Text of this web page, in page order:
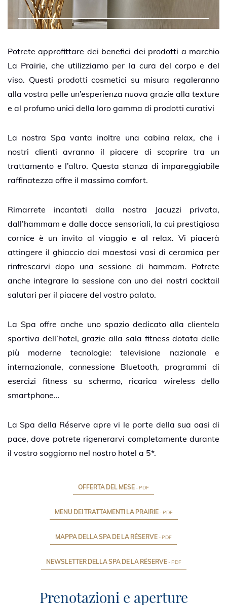
Prenotate la
vostra
Potrete approfittare dei benefici dei prodotti a marchio
La Prairie, che utilizziamo per la cura del corpo e del
viso. Questi prodotti cosmetici su misura regaleranno
alla vostra pelle un’esperienza nuova grazie alla texture
e al profumo unici della loro gamma di prodotti curativi
La nostra Spa vanta inoltre una cabina relax, che i
nostri clienti avranno il piacere di scoprire tra un
trattamento e l’altro. Questa stanza di impareggiabile
raffinatezza offre il massimo comfort.
Rimarrete incantati dalla nostra Jacuzzi privata,
dall’hammam e dalle docce sensoriali, la cui prestigiosa
cornice è un invito al viaggio e al relax. Vi piacerà
attingere il ghiaccio dai maestosi vasi di ceramica per
rinfrescarvi dopo una sessione di hammam. Potrete
anche integrare la sessione con uno dei nostri cocktail
salutari per il piacere del vostro palato.
La Spa offre anche uno spazio dedicato alla clientela
sportiva dell’hotel, grazie alla sala fitness dotata delle
più moderne tecnologie: televisione nazionale e
internazionale, connessione Bluetooth, programmi di
esercizi fitness su schermo, ricarica wireless dello
smartphone…
La Spa della Réserve apre vi le porte della sua oasi di
pace, dove potrete rigenerarvi completamente durante
il vostro soggiorno nel nostro hotel a 5*.
OFFERTA DEL MESE- PDF
MENU DEI TRATTAMENTI LA PRAIRIE- PDF
MAPPA DELLA SPA DE LA RÉSERVE- PDF
NEWSLETTER DELLA SPA DE LA RÉSERVE- PDF
Prenotazioni e aperture